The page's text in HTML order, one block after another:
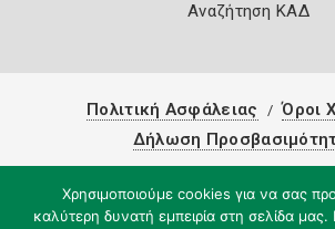
Αναζήτηση ΚΑΔ
Πολιτική Ασφάλειας
Όροι
Δήλωση
Χρησιμοποιούμε cookies για να σας
καλύτερη δυνατή εμπειρία στη σελίδα